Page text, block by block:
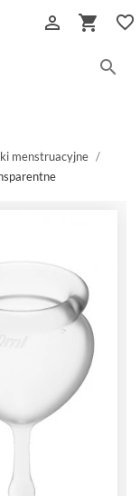
favorite_border



menstruacyjne